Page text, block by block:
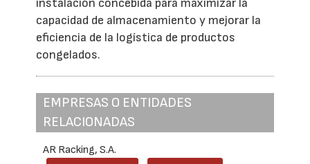
instalación concebida para maximizar la
capacidad de almacenamiento y mejorar la
eficiencia de la logística de productos
congelados.
EMPRESAS O ENTIDADES
RELACIONADAS
AR Racking, S.A.